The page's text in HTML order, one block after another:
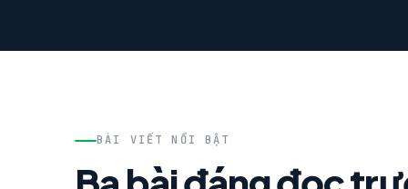
BÀI VIẾT NỔI BẬT